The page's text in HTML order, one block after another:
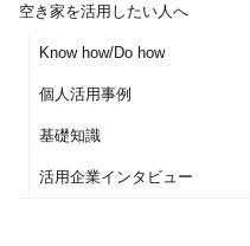
空き家を活用したい人へ
Know how/Do how
個人活用事例
基礎知識
活用企業インタビュー